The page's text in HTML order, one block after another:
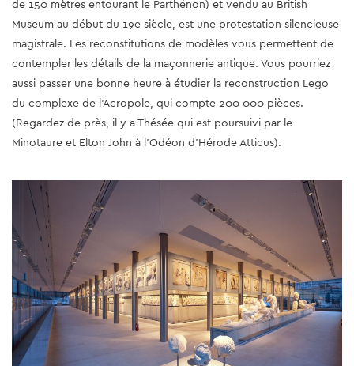
de 150 mètres entourant le Parthénon) et vendu au British
Museum au début du 19e siècle, est une protestation silencieuse
magistrale. Les reconstitutions de modèles vous permettent de
contempler les détails de la maçonnerie antique. Vous pourriez
aussi passer une bonne heure à étudier la reconstruction Lego
du complexe de l’Acropole, qui compte 200 000 pièces.
(Regardez de près, il y a Thésée qui est poursuivi par le
Minotaure et Elton John à l’Odéon d’Hérode Atticus).